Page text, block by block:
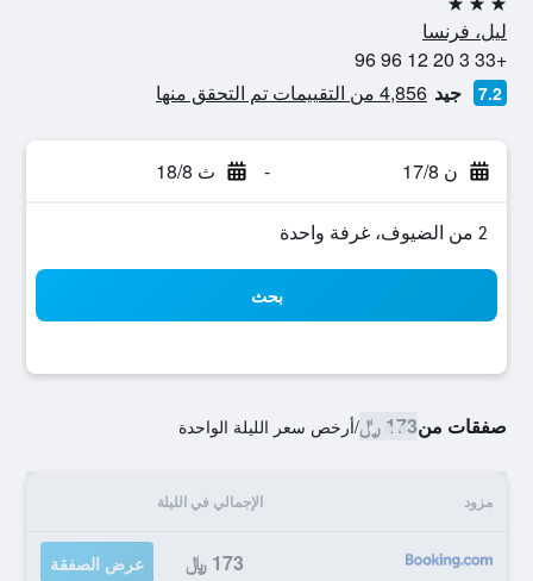
3 نجوم
ليل، فرنسا
+33 3 20 12 96 96
7.2 جيد 4,856 من التقييمات تم التحقق منها
ن 17/8 - ث 18/8
2 من الضيوف، غرفة واحدة
بحث
صفقات من173 ﷼ /أرخص سعر الليلة الواحدة
مزود الإجمالي في الليلة
173 ﷼ عرض الصفقة